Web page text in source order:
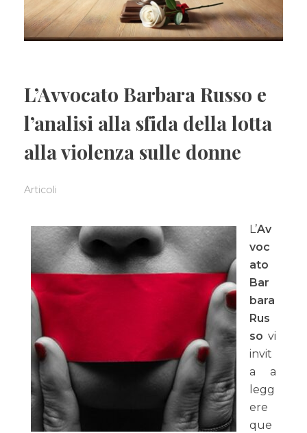
L’Avvocato Barbara Russo e
l’analisi alla sfida della lotta
alla violenza sulle donne
Articoli
L’Av
voc
ato
Bar
bara
Rus
so vi
invit
a a
legg
ere
que